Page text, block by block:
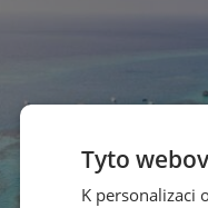
Tyto
K personalizaci